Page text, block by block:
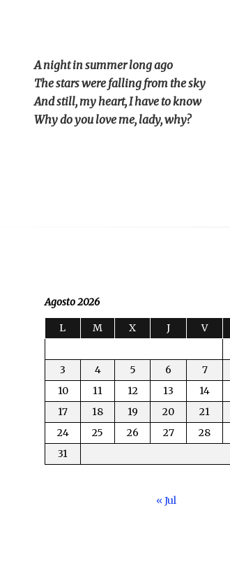
A night in summer long ago
The stars were falling from the sky
And still, my heart, I have to know
Why do you love me, lady, why?
Agosto 2026
L M X J V
3
4 5 6 7
10
11 12 13 14
17
18 19 20 21
24
25 26 27 28
31
« Jul